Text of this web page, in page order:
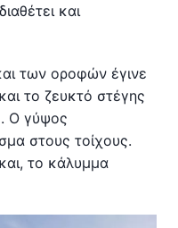
και
των οροφών έγινε
το ζευκτό στέγης
Ο γύψος
στους τοίχους.
το κάλυμμα